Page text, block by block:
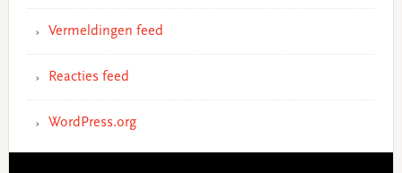
Vermeldingen feed
Reacties feed
WordPress.org